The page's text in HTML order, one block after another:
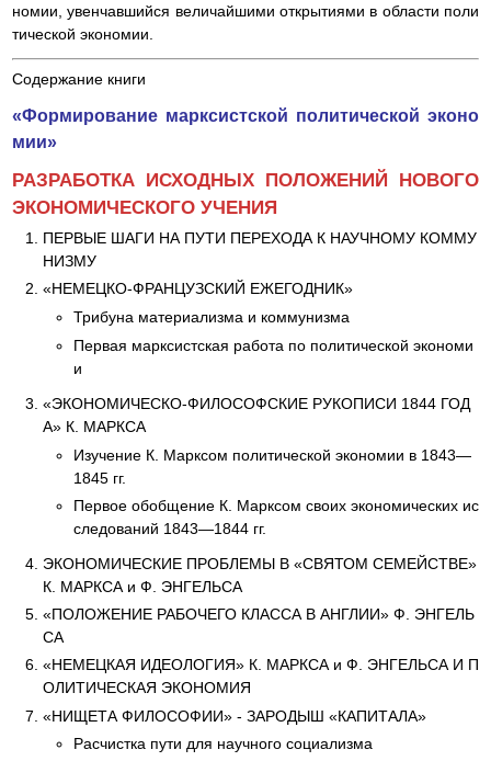
номии, увенчавшийся величайшими открытиями в области поли
тической экономии.
Содержание книги
«Формирование марксистской политической эконо
мии»
РАЗРАБОТКА ИСХОДНЫХ ПОЛОЖЕНИЙ НОВОГО
ЭКОНОМИЧЕСКОГО УЧЕНИЯ
ПЕРВЫЕ ШАГИ НА ПУТИ ПЕРЕХОДА К НАУЧНОМУ КОММУ
НИЗМУ
«НЕМЕЦКО-ФРАНЦУЗСКИЙ ЕЖЕГОДНИК»
Трибуна материализма и коммунизма
Первая марксистская работа по политической экономи
и
«ЭКОНОМИЧЕСКО-ФИЛОСОФСКИЕ РУКОПИСИ 1844 ГОД
А» К. МАРКСА
Изучение К. Марксом политической экономии в 1843—
1845 гг.
Первое обобщение К. Марксом своих экономических ис
следований 1843—1844 гг.
ЭКОНОМИЧЕСКИЕ ПРОБЛЕМЫ В «СВЯТОМ СЕМЕЙСТВЕ»
К. МАРКСА и Ф. ЭНГЕЛЬСА
«ПОЛОЖЕНИЕ РАБОЧЕГО КЛАССА В АНГЛИИ» Ф. ЭНГЕЛЬ
СА
«НЕМЕЦКАЯ ИДЕОЛОГИЯ» К. МАРКСА и Ф. ЭНГЕЛЬСА И П
ОЛИТИЧЕСКАЯ ЭКОНОМИЯ
«НИЩЕТА ФИЛОСОФИИ» - ЗАРОДЫШ «КАПИТАЛА»
Расчистка пути для научного социализма